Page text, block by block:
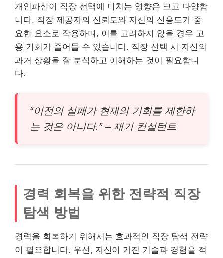
개인파산이 직장 선택에 미치는 영향은 크고 다양합
니다. 직장 제공자의 신뢰도와 자신의 신용도가 중
요한 요소로 작용하며, 이를 고려하지 않을 경우 고
용 기회가 줄어들 수 있습니다. 직장 선택 시 자신의
과거 상황을 잘 분석하고 이해하는 것이 필요합니
다.
“이전의 실패가 현재의 기회를 제한하
는 것은 아니다.” – 재기 컨설턴트
경력 회복을 위한 전략적 직장
탐색 방법
경력을 회복하기 위해서는 효과적인 직장 탐색 전략
이 필요합니다. 우선, 자신이 가진 기술과 경험을 적